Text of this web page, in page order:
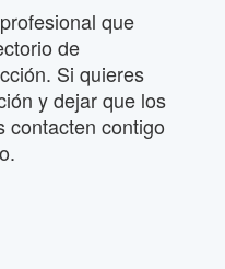
que
de
Si quieres
y dejar que los
contacten contigo